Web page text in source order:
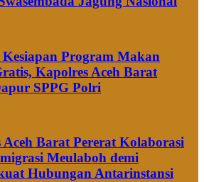
Program Makan
Kapolres Aceh Barat
SPPG Polri
Aceh Barat Pererat Kolaborasi
Meulaboh demi
Hubungan Antarinstansi